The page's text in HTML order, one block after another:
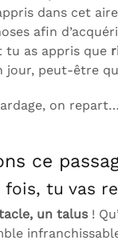
dans cet
afin
tu as appris que
jour, peut-être
on
ce
fois, tu vas
un talus!